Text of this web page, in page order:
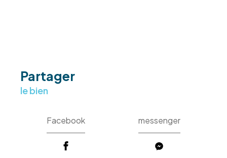
partager
le bien
Facebook messenger